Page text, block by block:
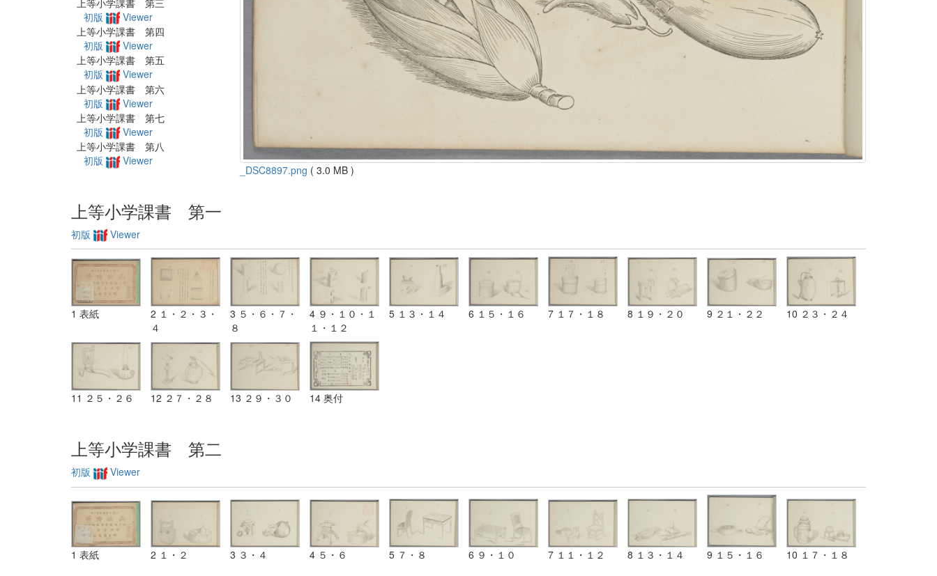
初版
Viewer
上等小学課書 第四
初版
Viewer
上等小学課書 第五
初版
Viewer
上等小学課書 第六
初版
Viewer
上等小学課書 第七
初版
Viewer
上等小学課書 第八
初版
Viewer
_DSC8897.png ( 3.0 MB )
上等小学課書 第一
初版 Viewer
1 表紙
2 １・２・３・
４
3 ５・６・７・
８
4 ９・１０・１
１・１２
5 １３・１４ 6 １５・１６ 7 １７・１８ 8 １９・２０ 9 ２１・２２ 10 ２３・２４
11 ２５・２６ 12 ２７・２８ 13 ２９・３０ 14 奥付
上等小学課書 第二
初版 Viewer
1 表紙 2 １・２ 3 ３・４ 4 ５・６ 5 ７・８ 6 ９・１０ 7 １１・１２ 8 １３・１４ 9 １５・１６ 10 １７・１８